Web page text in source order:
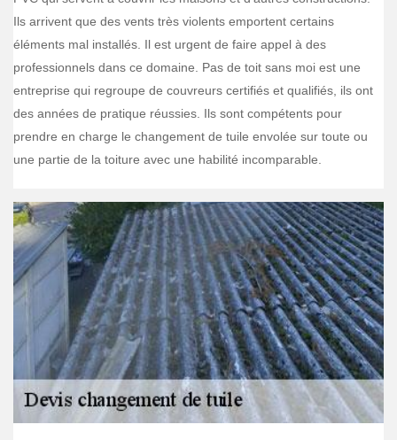
Ils arrivent que des vents très violents emportent certains
éléments mal installés. Il est urgent de faire appel à des
professionnels dans ce domaine. Pas de toit sans moi est une
entreprise qui regroupe de couvreurs certifiés et qualifiés, ils ont
des années de pratique réussies. Ils sont compétents pour
prendre en charge le changement de tuile envolée sur toute ou
une partie de la toiture avec une habilité incomparable.